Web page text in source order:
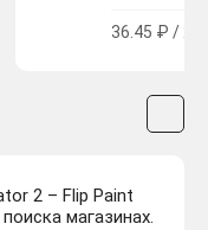
36.45 ₽ / 20
2 – Flip Paint
магазинах.